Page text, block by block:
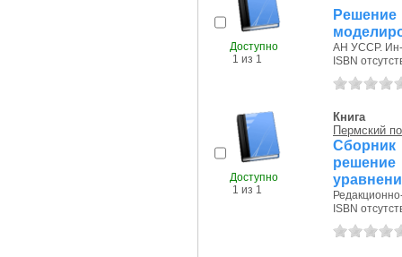
Доступно
1 из 1
Решение
АН УССР. Ин-
ISBN
Доступно
1 из 1
Книга
Пермский
ISBN